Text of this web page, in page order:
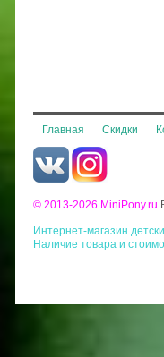
Главная Скидки
© 2013-2026 MiniPony.ru
Интернет-магазин
Наличие товара и